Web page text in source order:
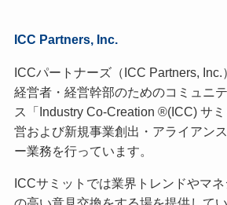
ICC Partners, Inc.
ICCパートナーズ（ICC Partners, Inc.
経営者・経営幹部のためのコミュニ
ス「Industry Co-Creation ®(ICC) サ
営および新規事業創出・アライアン
ー業務を行っています。
ICCサミットでは業界トレンドやマ